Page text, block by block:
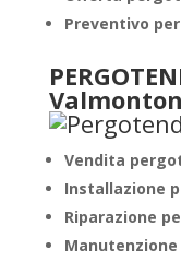
Preventivo
Vendita
Installazione
Riparazione